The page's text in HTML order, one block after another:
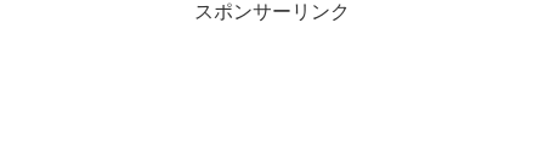
スポンサーリンク